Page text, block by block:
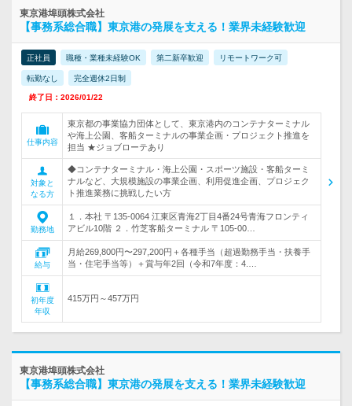
東京港埠頭株式会社
【事務系総合職】東京港の発展を支える！業界未経験歓迎
正社員 職種・業種未経験OK 第二新卒歓迎 リモートワーク可
転勤なし 完全週休2日制
終了日：2026/01/22
仕事内容
東京都の事業協力団体として、東京港内のコンテナターミナル
や海上公園、客船ターミナルの事業企画・プロジェクト推進を
担当 ★ジョブローテあり
対象と
なる方
◆コンテナターミナル・海上公園・スポーツ施設・客船ターミ
ナルなど、大規模施設の事業企画、利用促進企画、プロジェク
ト推進業務に挑戦したい方
勤務地
１．本社 〒135-0064 江東区青海2丁目4番24号青海フロンティ
アビル10階 ２．竹芝客船ターミナル 〒105-00…
給与
月給269,800円〜297,200円＋各種手当（超過勤務手当・扶養手
当・住宅手当等）＋賞与年2回（令和7年度：4.…
初年度
年収
415万円～457万円
東京港埠頭株式会社
【事務系総合職】東京港の発展を支える！業界未経験歓迎